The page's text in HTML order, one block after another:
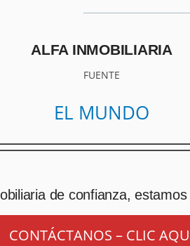
ALFA INMOBILIARIA
FUENTE
EL MUNDO
de confianza,
CONTÁCTANOS – CLIC